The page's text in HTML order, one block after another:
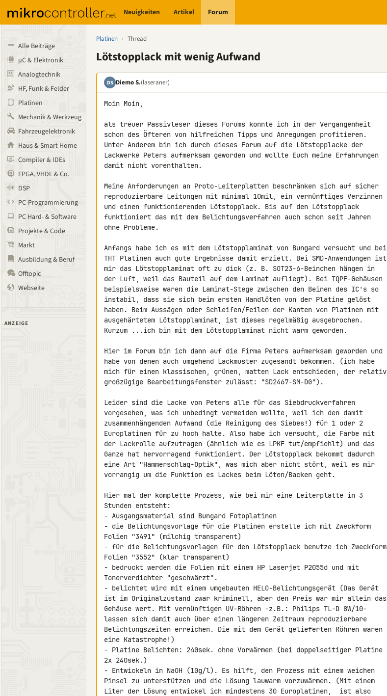
Neuigkeiten Artikel Forum
Alle Beiträge
µC & Elektronik
Analogtechnik
HF, Funk & Felder
Platinen
Mechanik & Werkzeug
Fahrzeugelektronik
Haus & Smart Home
Compiler & IDEs
FPGA, VHDL & Co.
DSP
PC-Programmierung
PC Hard- & Software
Projekte & Code
Markt
Ausbildung & Beruf
Offtopic
Webseite
ANZEIGE
Platinen › Thread
Lötstopplack mit wenig Aufwand
DS Diemo S.(laseraner)
Moin Moin,
als treuer Passivleser dieses Forums konnte ich in der Vergangenheit
schon des Öfteren von hilfreichen Tipps und Anregungen profitieren.
Unter Anderem bin ich durch dieses Forum auf die Lötstopplacke der
Lackwerke Peters aufmerksam geworden und wollte Euch meine Erfahrungen
damit nicht vorenthalten.
Meine Anforderungen an Proto-Leiterplatten beschränken sich auf sicher
reproduzierbare Leitungen mit minimal 10mil, ein vernünftiges Verzinnen
und einen funktionierenden Lötstopplack. Bis auf den Lötstopplack
funktioniert das mit dem Belichtungsverfahren auch schon seit Jahren
ohne Probleme.
Anfangs habe ich es mit dem Lötstopplaminat von Bungard versucht und bei
THT Platinen auch gute Ergebnisse damit erzielt. Bei SMD-Anwendungen ist
mir das Lötstopplaminat oft zu dick (z. B. SOT23-6-Beinchen hängen in
der Luft, weil das Bauteil auf dem Laminat aufliegt). Bei TQPF-Gehäusen
beispielsweise waren die Laminat-Stege zwischen den Beinen des IC's so
instabil, dass sie sich beim ersten Handlöten von der Platine gelöst
haben. Beim Aussägen oder Schleifen/Feilen der Kanten von Platinen mit
ausgehärtetem Lötstopplaminat, ist dieses regelmäßig ausgebrochen.
Kurzum ...ich bin mit dem Lötstopplaminat nicht warm geworden.
Hier im Forum bin ich dann auf die Firma Peters aufmerksam geworden und
habe von denen auch umgehend Lackmuster zugesandt bekommen. (ich habe
mich für einen klassischen, grünen, matten Lack entschieden, der relativ
großzügige Bearbeitungsfenster zulässt: "SD2467-SM-DG").
Leider sind die Lacke von Peters alle für das Siebdruckverfahren
vorgesehen, was ich unbedingt vermeiden wollte, weil ich den damit
zusammenhängenden Aufwand (die Reinigung des Siebes!) für 1 oder 2
Europlatinen für zu hoch halte. Also habe ich versucht, die Farbe mit
der Lackrolle aufzutragen (ähnlich wie es LPKF tut/empfiehlt) und das
Ganze hat hervorragend funktioniert. Der Lötstopplack bekommt dadurch
eine Art "Hammerschlag-Optik", was mich aber nicht stört, weil es mir
vorrangig um die Funktion es Lackes beim Löten/Backen geht.
Hier mal der komplette Prozess, wie bei mir eine Leiterplatte in 3
Stunden entsteht:
- Ausgangsmaterial sind Bungard Fotoplatinen
- die Belichtungsvorlage für die Platinen erstelle ich mit Zweckform
Folien "3491" (milchig transparent)
- für die Belichtungsvorlagen für den Lötstopplack benutze ich Zweckform
Folien "3552" (klar transparent)
- bedruckt werden die Folien mit einem HP Laserjet P2055d und mit
Tonerverdichter "geschwärzt".
- belichtet wird mit einem umgebauten HELO-Belichtungsgerät (Das Gerät
ist im Originalzustand zwar kriminell, aber den Preis war mir allein das
Gehäuse wert. Mit vernünftigen UV-Röhren -z.B.: Philips TL-D 8W/10-
lassen sich damit auch über einen längeren Zeitraum reproduzierbare
Belichtungszeiten erreichen. Die mit dem Gerät gelieferten Röhren waren
eine Katastrophe!)
- Platine Belichten: 240sek. ohne Vorwärmen (bei doppelseitiger Platine
2x 240sek.)
- Entwickeln in NaOH (10g/l). Es hilft, den Prozess mit einem weichen
Pinsel zu unterstützen und die Lösung lauwarm vorzuwärmen. (Mit einem
Liter der Lösung entwickel ich mindestens 30 Europlatinen,  ist also